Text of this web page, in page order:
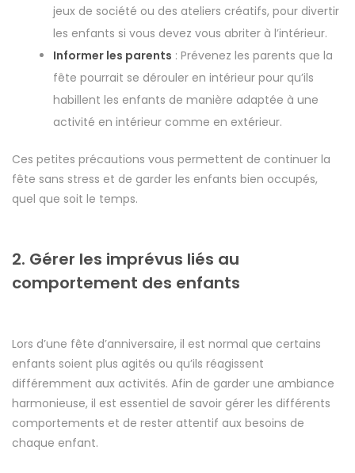
jeux de société ou des ateliers créatifs, pour divertir
les enfants si vous devez vous abriter à l’intérieur.
Informer les parents : Prévenez les parents que la
fête pourrait se dérouler en intérieur pour qu’ils
habillent les enfants de manière adaptée à une
activité en intérieur comme en extérieur.
Ces petites précautions vous permettent de continuer la
fête sans stress et de garder les enfants bien occupés,
quel que soit le temps.
2. Gérer les imprévus liés au
comportement des enfants
Lors d’une fête d’anniversaire, il est normal que certains
enfants soient plus agités ou qu’ils réagissent
différemment aux activités. Afin de garder une ambiance
harmonieuse, il est essentiel de savoir gérer les différents
comportements et de rester attentif aux besoins de
chaque enfant.